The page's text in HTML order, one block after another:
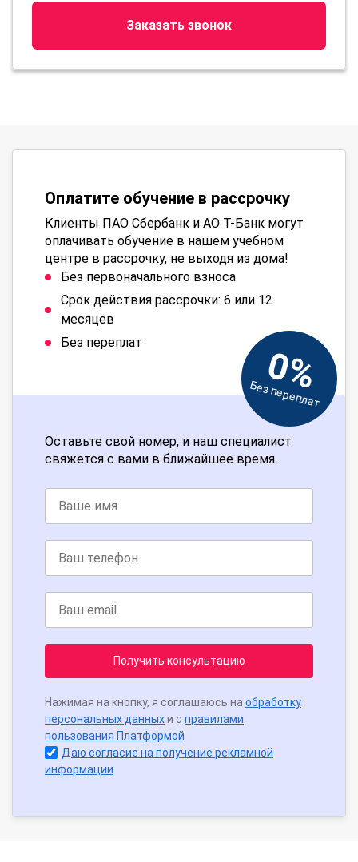
Заказать звонок
Оплатите обучение в рассрочку
Клиенты ПАО Сбербанк и АО Т-Банк могут
оплачивать обучение в нашем учебном
центре в рассрочку, не выходя из дома!
Без первоначального взноса
Срок действия рассрочки: 6 или 12
месяцев
Без переплат
0%
Без переплат
Оставьте свой номер, и наш специалист
свяжется с вами в ближайшее время.
Получить консультацию
Нажимая на кнопку, я соглашаюсь на обработку
персональных данныхи с правилами
пользования Платформой
Даю согласие на получение рекламной
информации